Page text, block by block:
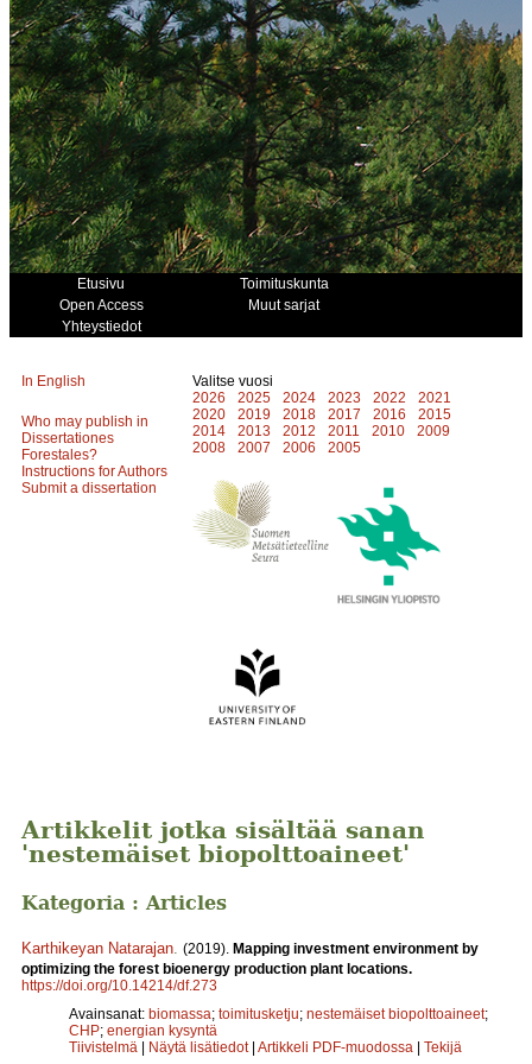
Etusivu
Toimituskunta
Open Access
Muut sarjat
Yhteystiedot
In English
Who may publish in
Dissertationes
Forestales?
Instructions for Authors
Submit a dissertation
Valitse vuosi
2026
2025 2024 2023 2022
2021
2020
2019 2018 2017 2016
2015
2014
2013 2012 2011 2010
2009
2008
2007 2006 2005
Artikkelit jotka sisältää sanan
'nestemäiset biopolttoaineet'
Kategoria : Articles
Karthikeyan Natarajan (2019). Mapping investment environment by
optimizing the forest bioenergy production plant locations.
https://doi.org/10.14214/df.273
Avainsanat: biomassa; toimitusketju; nestemäiset biopolttoaineet;
CHP; energian kysyntä
Tiivistelmä | Näytä lisätiedot | Artikkeli PDF-muodossa | Tekijä